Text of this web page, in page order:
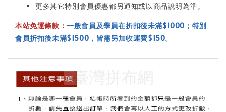
更多其它特別會員優惠都另通知或以商品說明為準。
本站免運條款：一般會員及學員在折扣後未滿$1000；特別
會員折扣後未滿$1500，皆需另加收運費$150。